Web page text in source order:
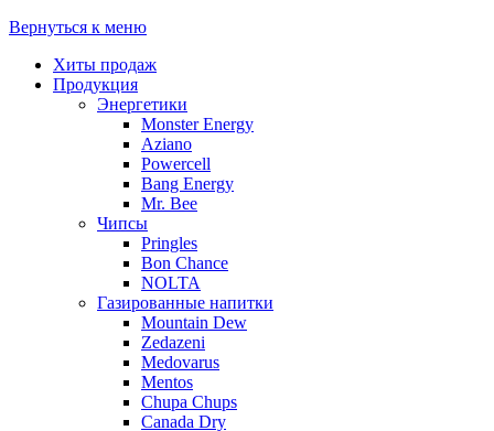
Вернуться к меню
Хиты продаж
Продукция
Энергетики
Monster Energy
Aziano
Powercell
Bang Energy
Mr. Bee
Чипсы
Pringles
Bon Chance
NOLTA
Газированные напитки
Mountain Dew
Zedazeni
Medovarus
Mentos
Chupa Chups
Canada Dry